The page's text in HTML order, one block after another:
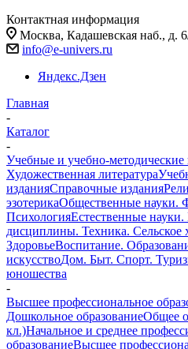
Контактная информация
Москва, Кадашевская наб., д.
info@e-univers.ru
Яндекс.Дзен
Главная
-
Каталог
-
Учебные и учебно-методические
Художественная литература
изданияСправочные издания
эзотерикаОбщественные науки.
ПсихологияЕстественные
дисциплины. Техника. Сельское
ЗдоровьеВоспитание.
искусствоДом. Быт. Спорт.
юношества
-
Высшее профессиональное
Дошкольное образованиеОбщее
кл.)Начальное и среднее
образованиеВысшее